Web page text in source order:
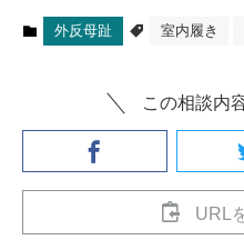
外反母趾 室内履き
この相談内
URL